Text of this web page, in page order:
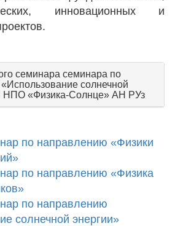
инновационных и
семинара семинара по
солнечной
НПО «Физика-Солнце» АН РУз
по направлению «Физики
по направлению «Физика
по направлению
солнечной энергии»